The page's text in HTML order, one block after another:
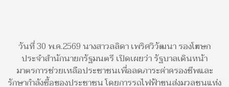
วันที่ 30 พ.ค.2569 นางสาวลลิดา เพริศวิวัฒนา รองโฆษก
ประจำสำนักนายกรัฐมนตรี เปิดเผยว่า รัฐบาลเดินหน้า
มาตรการช่วยเหลือประชาชนเพื่อลดภาระค่าครองชีพและ
รักษากำลังซื้อของประชาชน โดยการรถไฟฟ้าขนส่งมวลชนแห่ง